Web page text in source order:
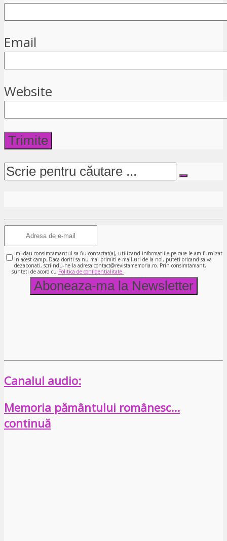
Email
Website
Imi dau consimtamantul sa fiu contactat(a), utilizand informatiile pe care le-am furnizat
in acest camp. Daca doriti sa nu mai primiti e-mail-uri de la noi, puteti oricand sa va
dezabonati, scriindu-ne la adresa contact@revistamemoria.ro. Prin consimtamant,
sunteti de acord cu Politica de confidentialitate.
Canalul audio:
Memoria pământului românesc…
continuă